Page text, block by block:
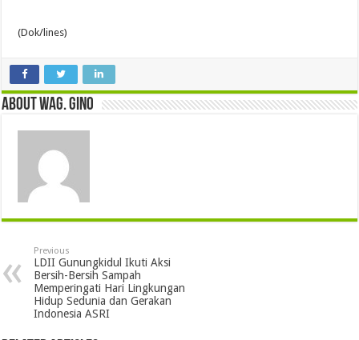
(Dok/lines)
About wag. gino
Previous
LDII Gunungkidul Ikuti Aksi
Bersih-Bersih Sampah
Memperingati Hari Lingkungan
Hidup Sedunia dan Gerakan
Indonesia ASRI